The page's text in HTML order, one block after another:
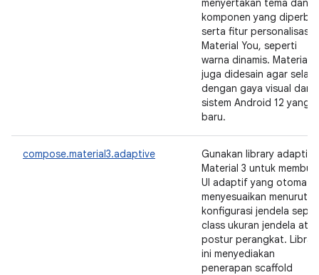
menyertakan tema dan
komponen yang
serta fitur personalisasi
Material You, seperti
warna dinamis. Material 3
juga didesain agar
dengan gaya visual dan
sistem Android 12 yang
baru.
compose.material3.adaptive
Gunakan library adaptif
Material 3 untuk
UI adaptif yang otomatis
menyesuaikan menurut
konfigurasi jendela
class ukuran jendela atau
postur perangkat.
ini menyediakan
penerapan scaffold